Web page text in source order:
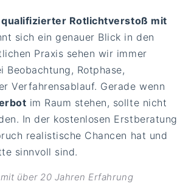
qualifizierter Rotlichtverstoß mit
sich ein genauer Blick in den
Praxis sehen wir immer
Beobachtung, Rotphase,
Verfahrensablauf. Gerade wenn
im Raum stehen, sollte nicht
In der kostenlosen Erstberatung
realistische Chancen hat und
sinnvoll sind.
über 20 Jahren Erfahrung